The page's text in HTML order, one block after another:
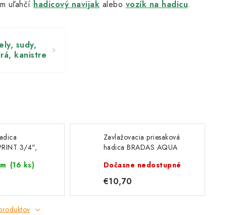
uľahčí hadicový navijak alebo vozík na hadicu.
sudy,
kanistre
3/4",
(16 ks)
Zavlažovacia priesaková
hadica BRADAS AQUA
Dočasne nedostupné
€10,70